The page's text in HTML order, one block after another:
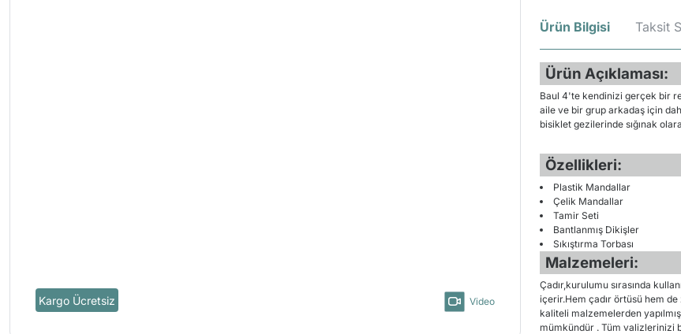
Kargo Ücretsiz Video
Ürün Bilgisi Taksit
Ürün Açıklaması:
Baul 4'te kendinizi gerçek bir
aile ve bir grup arkadaş için
bisiklet gezilerinde sığınak
Özellikleri:
Plastik Mandallar
Çelik Mandallar
Tamir Seti
Bantlanmış Dikişler
Sıkıştırma Torbası
Malzemeleri:
Çadır,kurulumu sırasında
içerir.Hem çadır örtüsü hem
kaliteli malzemelerden
mümkündür . Tüm valizlerinizi